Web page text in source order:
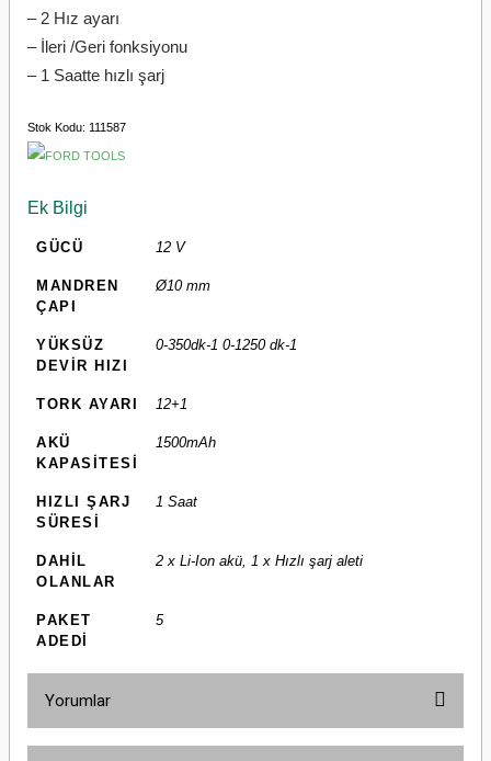
– 2 Hız ayarı
– İleri /Geri fonksiyonu
– 1 Saatte hızlı şarj
Stok Kodu: 111587
Ek Bilgi
GÜCÜ 12 V
MANDREN
ÇAPI
Ø10 mm
YÜKSÜZ
DEVİR HIZI
0-350dk-1 0-1250 dk-1
TORK AYARI 12+1
AKÜ
KAPASİTESİ
1500mAh
HIZLI ŞARJ
SÜRESİ
1 Saat
DAHİL
OLANLAR
2 x Li-Ion akü, 1 x Hızlı şarj aleti
PAKET
ADEDİ
5
Yorumlar